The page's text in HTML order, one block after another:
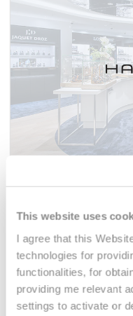
This website uses
I agree that this
technologies for
functionalities, for
providing me relevant
settings to activate or
VENDEUR
HAMILTON,
La Maison HAMILTON
son Pop-up Store aux